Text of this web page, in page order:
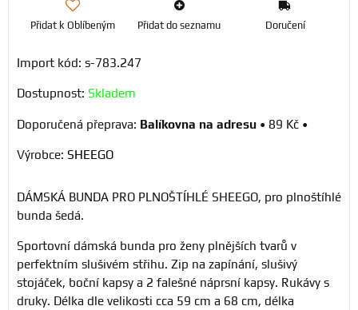
Přidat k Oblíbeným Přidat do seznamu Doručení
Import kód: s-783.247
Dostupnost: Skladem
Balíkovna na adresu • 89 Kč •
Výrobce: SHEEGO
DÁMSKÁ BUNDA PRO PLNOŠTÍHLÉ SHEEGO, pro plnoštíhlé
bunda šedá.
Sportovní dámská bunda pro ženy plnějších tvarů v
perfektním slušivém střihu. Zip na zapínání, slušivý
stojáček, boční kapsy a 2 falešné náprsní kapsy. Rukávy s
druky. Délka dle velikosti cca 59 cm a 68 cm, délka